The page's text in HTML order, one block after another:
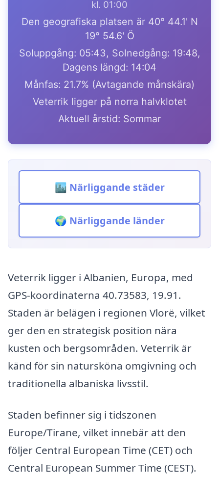
kl. 01:00
Den geografiska platsen är 40° 44.1' N
19° 54.6' Ö
Soluppgång: 05:43, Solnedgång: 19:48,
Dagens längd: 14:04
Månfas: 21.7% (Avtagande månskära)
Veterrik ligger på norra halvklotet
Aktuell årstid: Sommar
🏙️ Närliggande städer
🌍 Närliggande länder
Veterrik ligger i Albanien, Europa, med
GPS-koordinaterna 40.73583, 19.91.
Staden är belägen i regionen Vlorë, vilket
ger den en strategisk position nära
kusten och bergsområden. Veterrik är
känd för sin natursköna omgivning och
traditionella albaniska livsstil.
Staden befinner sig i tidszonen
Europe/Tirane, vilket innebär att den
följer Central European Time (CET) och
Central European Summer Time (CEST).